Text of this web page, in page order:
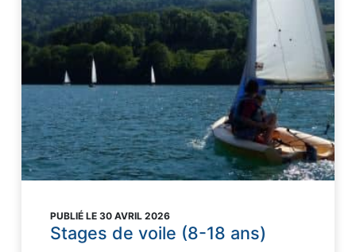
PUBLIÉ LE 30 AVRIL 2026
Stages de voile (8-18 ans)